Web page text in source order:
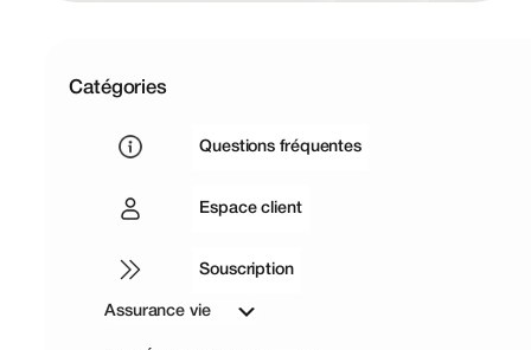
Catégories
Questions fréquentes
Espace client
Souscription
Assurance vie